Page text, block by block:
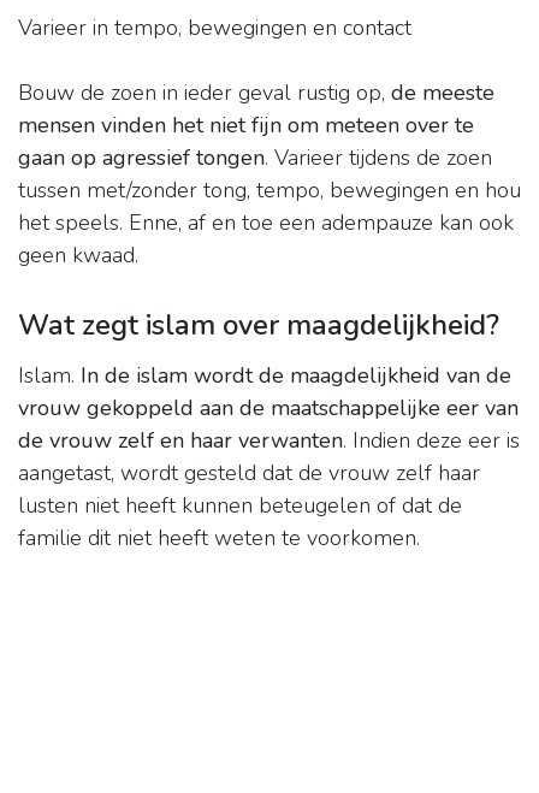
Varieer in tempo, bewegingen en contact
Bouw de zoen in ieder geval rustig op, de meeste
mensen vinden het niet fijn om meteen over te
gaan op agressief tongen. Varieer tijdens de zoen
tussen met/zonder tong, tempo, bewegingen en hou
het speels. Enne, af en toe een adempauze kan ook
geen kwaad.
Wat zegt islam over maagdelijkheid?
Islam. In de islam wordt de maagdelijkheid van de
vrouw gekoppeld aan de maatschappelijke eer van
de vrouw zelf en haar verwanten. Indien deze eer is
aangetast, wordt gesteld dat de vrouw zelf haar
lusten niet heeft kunnen beteugelen of dat de
familie dit niet heeft weten te voorkomen.